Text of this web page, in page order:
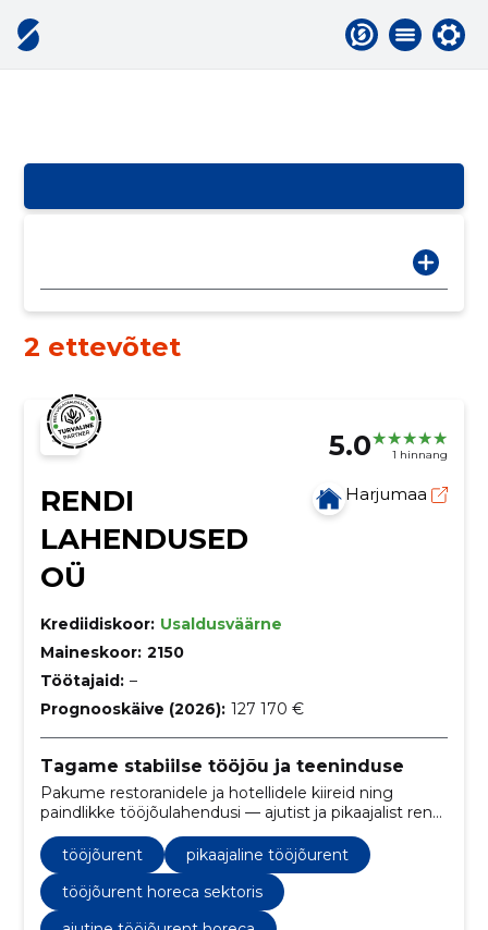
2 ettevõtet
5.0 1 hinnang
RENDI
LAHENDUSED
OÜ
Harjumaa
Krediidiskoor: Usaldusväärne
Maineskoor: 2150
Töötajaid: –
Prognooskäive (2026): 127 170 €
Tagame stabiilse tööjõu ja teeninduse
Pakume restoranidele ja hotellidele kiireid ning
paindlikke tööjõulahendusi — ajutist ja pikaajalist renti,
vahetuste planeerimist ja selget hinnastust.
Vähendame personali puudusest tulenevaid riske ja
hoiame teenuse kõrgel tasemel.
tööjõurent
pikaajaline tööjõurent
tööjõurent horeca sektoris